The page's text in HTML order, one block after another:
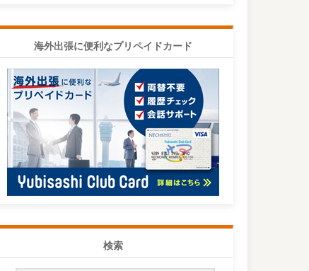
海外出張に便利なプリペイドカード
検索